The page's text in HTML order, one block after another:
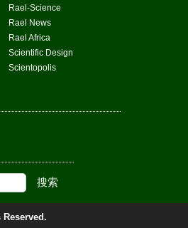
Rael-Science
Rael News
Rael Africa
Scientific Design
Scientopolis